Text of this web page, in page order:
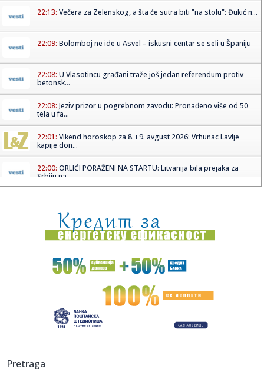
22:13: Večera za Zelenskog, a šta će sutra biti "na stolu": Đukić n...
22:09: Bolomboj ne ide u Asvel – iskusni centar se seli u Španiju
22:08: U Vlasotincu građani traže još jedan referendum protiv
betonsk...
22:08: Jeziv prizor u pogrebnom zavodu: Pronađeno više od 50
tela u fa...
22:01: Vikend horoskop za 8. i 9. avgust 2026: Vrhunac Lavlje
kapije don...
22:00: ORLIĆI PORAŽENI NA STARTU: Litvanija bila prejaka za
Srbiju na ...
21:56:Marija Kulić razvezala jezik nakon susreta Miljane i Zole: Evo
k...
21:54:Veliki preokret: Ipak postižu dogovor?
Šok u SAD-u: Izgubili 23.000 radnih mesta
21:53:Štand "Studenti pobeđuju" na Novosadskom noćnom
košarkaški s...
Pretraga